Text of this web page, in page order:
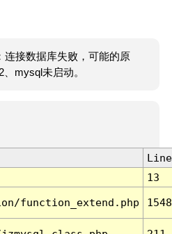
连接数据库失败，可能的原
mysql未启动。
Line
13
function_extend.php 1548